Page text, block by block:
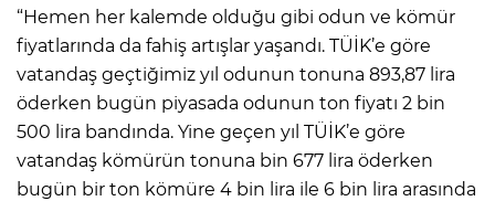
“Hemen her kalemde olduğu gibi odun ve kömür
fiyatlarında da fahiş artışlar yaşandı. TÜİK’e göre
vatandaş geçtiğimiz yıl odunun tonuna 893,87 lira
öderken bugün piyasada odunun ton fiyatı 2 bin
500 lira bandında. Yine geçen yıl TÜİK’e göre
vatandaş kömürün tonuna bin 677 lira öderken
bugün bir ton kömüre 4 bin lira ile 6 bin lira arasında